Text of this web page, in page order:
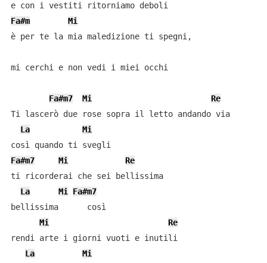
Fa#m
Mi
è per te la mia maledizione ti spegni,
mi cerchi e non vedi i miei occhi
Fa#m7 Mi
Re
Ti lascerò due rose sopra il letto andando via
La
Mi
Fa#m7
Mi
Re
ti ricorderai che sei bellissima
La
Mi
Fa#m7
bellissima      così
Mi
Re
rendi arte i giorni vuoti e inutili
La
Mi